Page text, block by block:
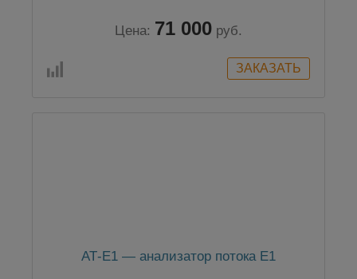
Цена: 71 000 руб.
АТ-Е1 — анализатор потока Е1